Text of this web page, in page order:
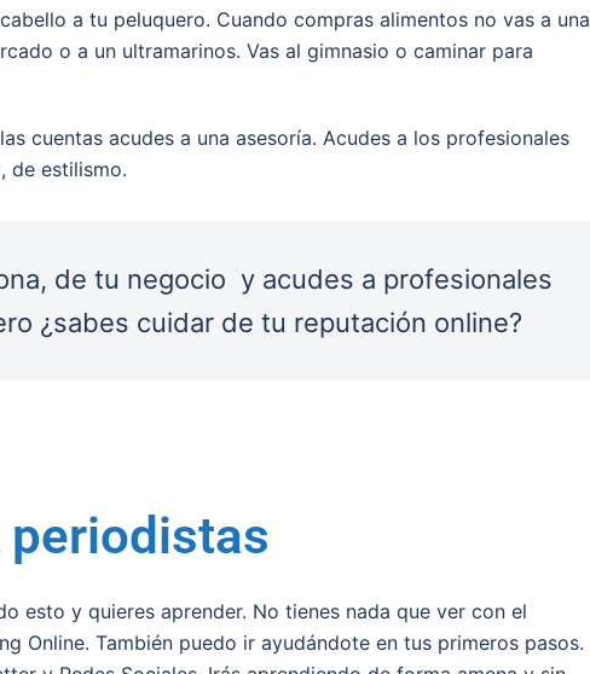
a tu peluquero. Cuando compras alimentos no vas a una
o a un ultramarinos. Vas al gimnasio o caminar para
cuentas acudes a una asesoría. Acudes a los profesionales
de estilismo.
de tu negocio y acudes a profesionales
¿sabes cuidar de tu reputación online?
periodistas
esto y quieres aprender. No tienes nada que ver con el
Online. También puedo ir ayudándote en tus primeros pasos.